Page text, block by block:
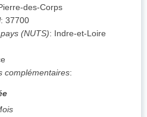
des-Corps
: 37700
(NUTS): Indre-et-Loire
complémentaires: